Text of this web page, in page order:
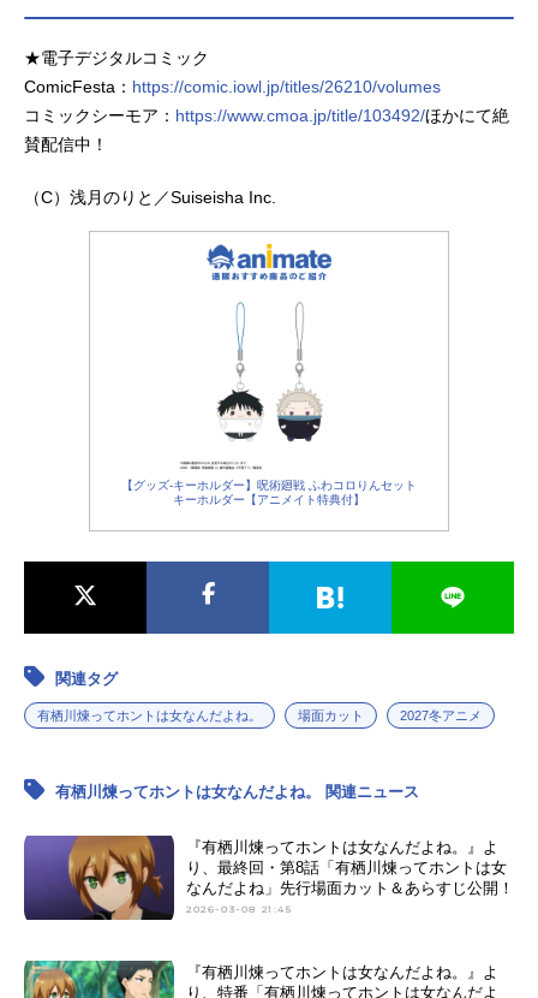
★電子デジタルコミック
ComicFesta： https://comic.iowl.jp/titles/26210/volumes
コミックシーモア： https://www.cmoa.jp/title/103492/ほかにて絶
賛配信中！
（C）浅月のりと／Suiseisha Inc.
【グッズ-キーホルダー】呪術廻戦 ふわコロりんセット
キーホルダー【アニメイト特典付】
関連タグ
有栖川煉ってホントは女なんだよね。 場面カット 2027冬アニメ
有栖川煉ってホントは女なんだよね。 関連ニュース
『有栖川煉ってホントは女なんだよね。』よ
り、最終回・第8話「有栖川煉ってホントは女
なんだよね」先行場面カット＆あらすじ公開！
2026-03-08 21:45
『有栖川煉ってホントは女なんだよね。』よ
り、特番「有栖川煉ってホントは女なんだよ